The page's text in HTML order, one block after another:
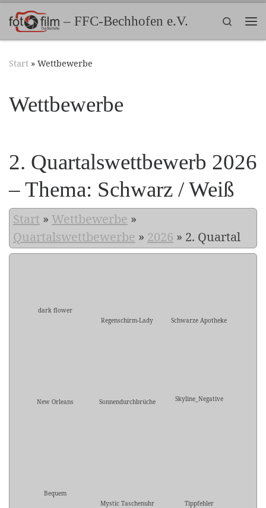
Zum Inhalt springen– FFC-Bechhofen e.V.
Search
Start » Wettbewerbe
Wettbewerbe
2. Quartalswettbewerb 2026
– Thema: Schwarz / Weiß
Start » Wettbewerbe »
Quartalswettbewerbe » 2026 » 2. Quartal
dark flower
Regenschirm-Lady
Schwarze Apotheke
New Orleans Sonnendurchbrüche Skyline_Negative
Bequem
Mystic Taschenuhr
Tippfehler